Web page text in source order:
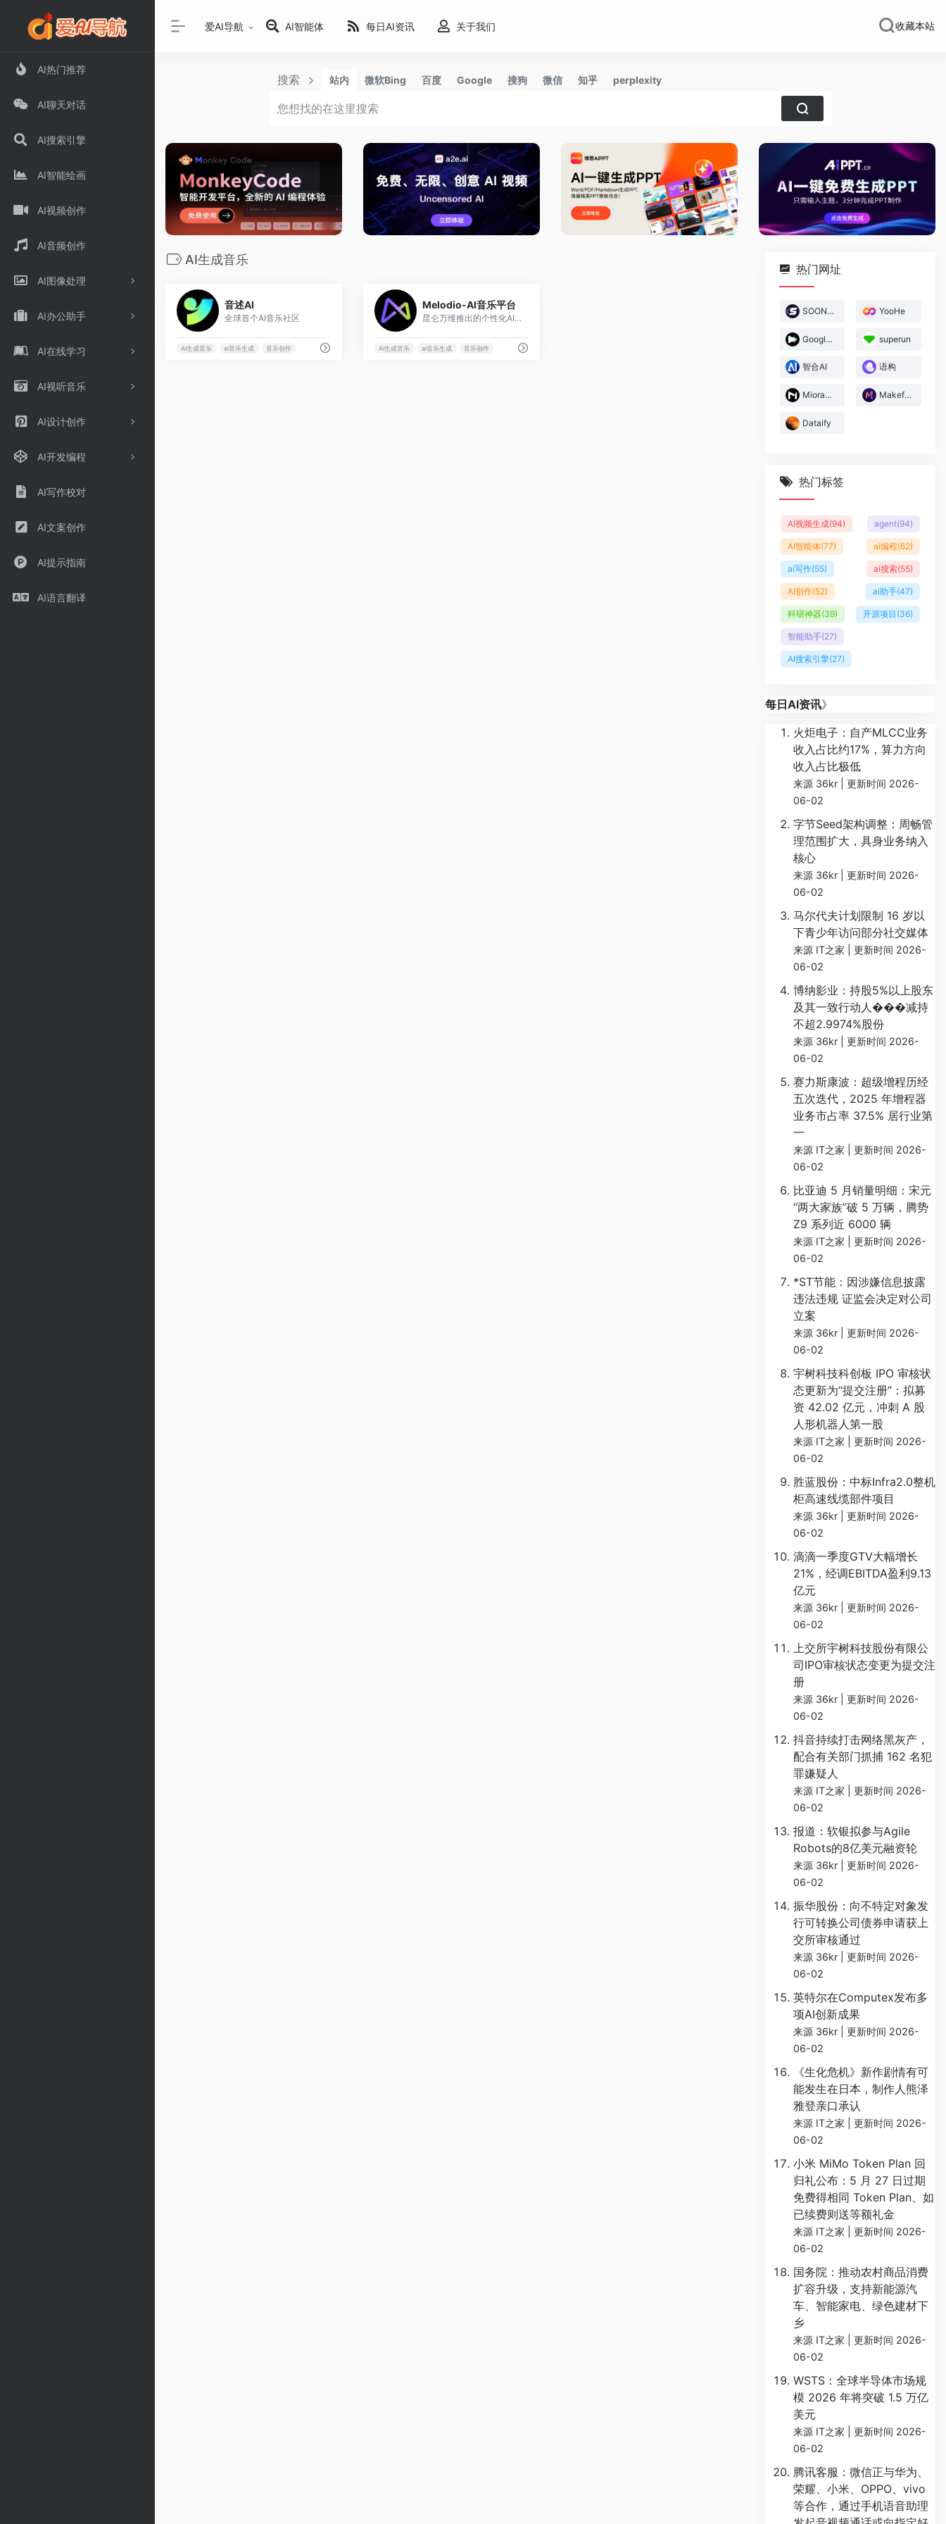
AI热门推荐
AI聊天对话
AI搜索引擎
AI智能绘画
AI视频创作
AI音频创作
AI图像处理
AI办公助手
AI在线学习
AI视听音乐
AI设计创作
AI开发编程
AI写作校对
AI文案创作
AI提示指南
AI语言翻译
爱AI导航 AI智能体 每日AI资讯 关于我们 收藏本站
搜索 站内 微软Bing 百度 Google 搜狗 微信 知乎 perplexity
AI生成音乐
音述AI
全球首个AI音乐社区
AI生成音乐 ai音乐生成 音乐创作
Melodio-AI音乐平台
昆仑万维推出的个性化AI流媒体音乐平台
AI生成音乐 ai音乐生成 音乐创作
热门网址
SOON-AI游戏创作 YooHe
Google Flow Music superun
智合AI 语构
Miora妙境 Makefun
Dataify
热门标签
AI视频生成(94) agent(94)
AI智能体(77) ai编程(62)
ai写作(55) ai搜索(55)
AI创作(52) ai助手(47)
科研神器(39) 开源项目 (36)
智能助手(27)
AI搜索引擎(27)
每日AI资讯》
火炬电子：自产MLCC业务
收入占比约17%，算力方向
收入占比极低
来源 36kr
更新时间 2026-
06-02
字节Seed架构调整：周畅管
理范围扩大，具身业务纳入
核心
来源 36kr
更新时间 2026-
06-02
马尔代夫计划限制 16 岁以
下青少年访问部分社交媒体
来源 IT之家
更新时间 2026-
06-02
博纳影业：持股5%以上股东
及其一致行动人���减持
不超2.9974%股份
来源 36kr
更新时间 2026-
06-02
赛力斯康波：超级增程历经
五次迭代，2025 年增程器
业务市占率 37.5% 居行业第
一
来源 IT之家
更新时间 2026-
06-02
比亚迪 5 月销量明细：宋元
“两大家族”破 5 万辆，腾势
Z9 系列近 6000 辆
来源 IT之家
更新时间 2026-
06-02
*ST节能：因涉嫌信息披露
违法违规 证监会决定对公司
立案
来源 36kr
更新时间 2026-
06-02
宇树科技科创板 IPO 审核状
态更新为“提交注册”：拟募
资 42.02 亿元，冲刺 A 股
人形机器人第一股
来源 IT之家
更新时间 2026-
06-02
胜蓝股份：中标Infra2.0整机
柜高速线缆部件项目
来源 36kr
更新时间 2026-
06-02
滴滴一季度GTV大幅增长
21%，经调EBITDA盈利9.13
亿元
来源 36kr
更新时间 2026-
06-02
上交所宇树科技股份有限公
司IPO审核状态变更为提交注
册
来源 36kr
更新时间 2026-
06-02
抖音持续打击网络黑灰产，
配合有关部门抓捕 162 名犯
罪嫌疑人
来源 IT之家
更新时间 2026-
06-02
报道：软银拟参与Agile
Robots的8亿美元融资轮
来源 36kr
更新时间 2026-
06-02
振华股份：向不特定对象发
行可转换公司债券申请获上
交所审核通过
来源 36kr
更新时间 2026-
06-02
英特尔在Computex发布多
项AI创新成果
来源 36kr
更新时间 2026-
06-02
《生化危机》新作剧情有可
能发生在日本，制作人熊泽
雅登亲口承认
来源 IT之家
更新时间 2026-
06-02
小米 MiMo Token Plan 回
归礼公布：5 月 27 日过期
免费得相同 Token Plan、如
已续费则送等额礼金
来源 IT之家
更新时间 2026-
06-02
国务院：推动农村商品消费
扩容升级，支持新能源汽
车、智能家电、绿色建材下
乡
来源 IT之家
更新时间 2026-
06-02
WSTS：全球半导体市场规
模 2026 年将突破 1.5 万亿
美元
来源 IT之家
更新时间 2026-
06-02
腾讯客服：微信正与华为、
荣耀、小米、OPPO、vivo
等合作，通过手机语音助理